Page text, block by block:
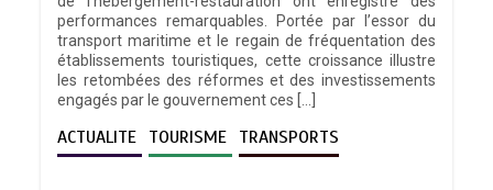
performances remarquables. Portée par l’essor du
transport maritime et le regain de fréquentation des
établissements touristiques, cette croissance illustre
les retombées des réformes et des investissements
engagés par le gouvernement ces […]
ACTUALITE TOURISME TRANSPORTS